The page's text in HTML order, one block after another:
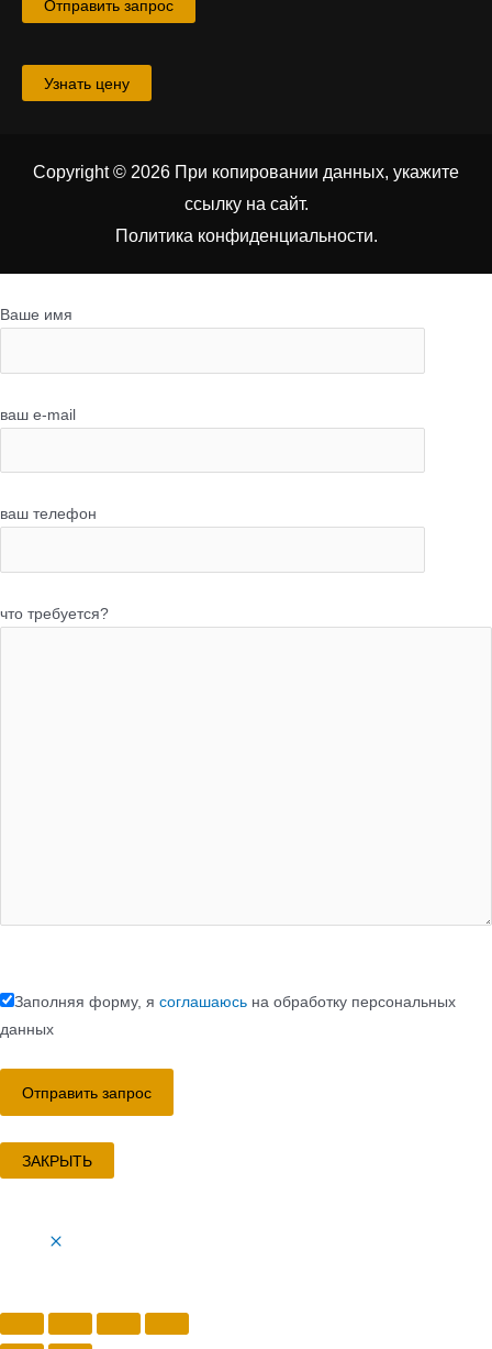
Отправить запрос
Узнать цену
Copyright © 2026 При копировании данных, укажите
ссылку на сайт.
Политика конфиденциальности.
Ваше имя
ваш e-mail
ваш телефон
что требуется?
Заполняя форму, я соглашаюсь на обработку персональных
данных
ЗАКРЫТЬ